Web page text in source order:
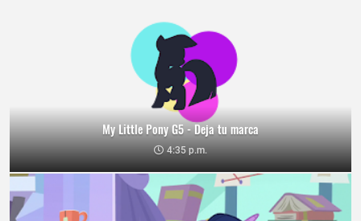
My Little Pony G5 - Deja tu marca
4:35 p.m.